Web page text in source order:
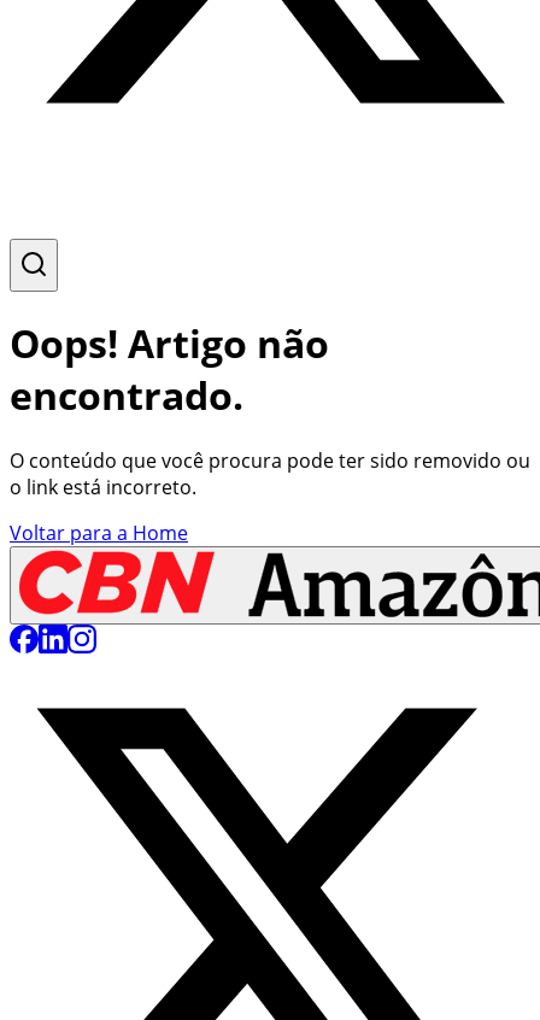
Oops! Artigo não
encontrado.
O conteúdo que você procura pode ter sido removido ou
o link está incorreto.
Voltar para a Home